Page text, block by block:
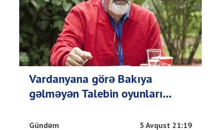
Vardanyana görə Bakıya
gəlməyən Talebin oyunları...
Gündəm 5 Avqust 21:19